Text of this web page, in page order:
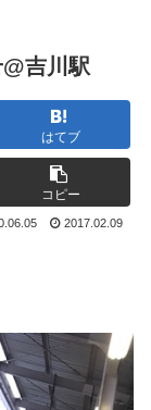
吉川駅
はてブ
コピー
2017.02.09